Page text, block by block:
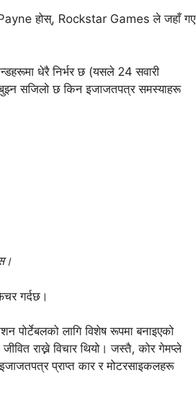
होस्, Rockstar Games ले जहाँ गए
धेरै निर्भर छ (यसले 24 सवारी
सजिलो छ किन इजाजतपत्र समस्याहरू
गर्दछ।
पोर्टेबलको लागि विशेष रूपमा बनाइएको
राख्ने विचार थियो। जस्तै, कोर गेमप्ले
प्राप्त कार र मोटरसाइकलहरू